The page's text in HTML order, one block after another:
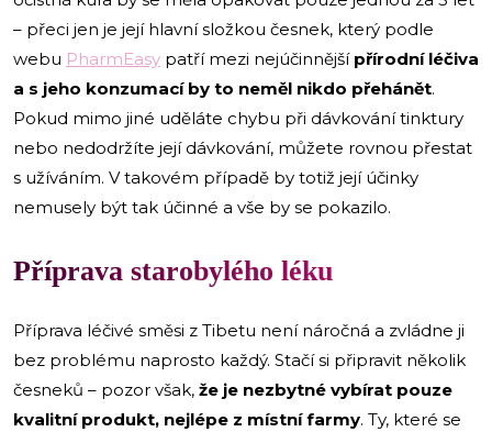
– přeci jen je její hlavní složkou česnek, který podle
webu PharmEasy patří mezi nejúčinnějšípřírodní léčiva
a s jeho konzumací by to neměl nikdo přehánět.
Pokud mimo jiné uděláte chybu při dávkování tinktury
nebo nedodržíte její dávkování, můžete rovnou přestat
s užíváním. V takovém případě by totiž její účinky
nemusely být tak účinné a vše by se pokazilo.
Příprava starobylého léku
Příprava léčivé směsi z Tibetu není náročná a zvládne ji
bez problému naprosto každý. Stačí si připravit několik
česneků – pozor však, že je nezbytné vybírat pouze
kvalitní produkt, nejlépe z místní farmy. Ty, které se